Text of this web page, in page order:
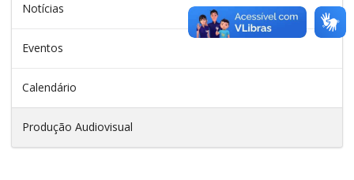
Notícias
Eventos
Calendário
Produção Audiovisual